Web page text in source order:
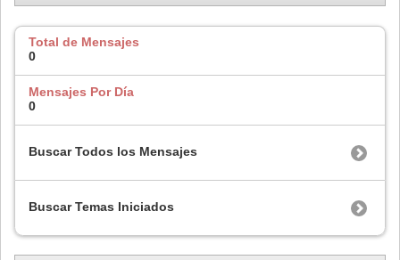
Total de Mensajes
0
Mensajes Por Día
0
Buscar Todos los Mensajes
Buscar Temas Iniciados